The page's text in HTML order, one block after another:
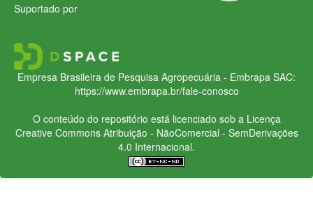
Suportado por
Empresa Brasileira de Pesquisa Agropecuária - Embrapa SAC:
https://www.embrapa.br/fale-conosco
O conteúdo do repositório está licenciado sob a Licença
Creative CommonsAtribuição - NãoComercial - SemDerivações
4.0 Internacional.